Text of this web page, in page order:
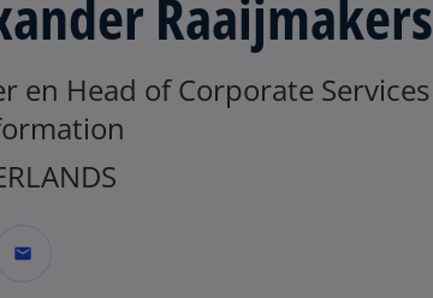
Raaijmakers
en Head of Corporate Services
mail